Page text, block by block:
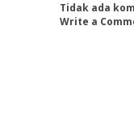
Tidak ada
Write a